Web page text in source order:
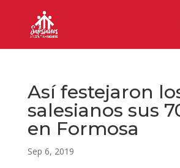
Así festejaron
salesianos sus
en Formosa
Sep 6, 2019